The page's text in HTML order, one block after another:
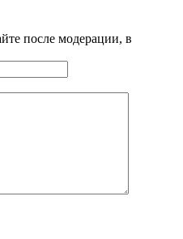
после модерации, в